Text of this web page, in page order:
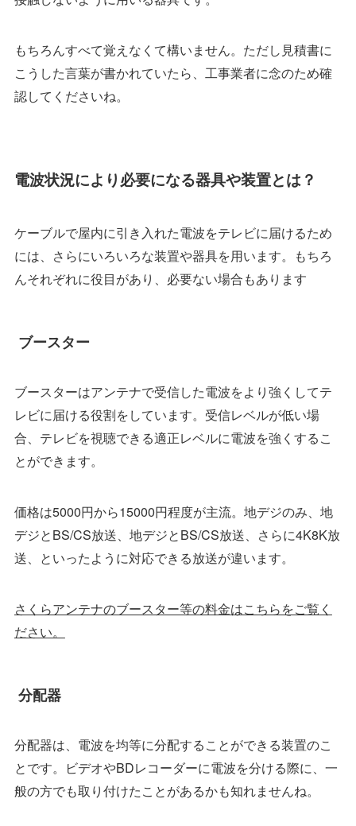
もちろんすべて覚えなくて構いません。ただし見積書に
こうした言葉が書かれていたら、工事業者に念のため確
認してくださいね。
電波状況により必要になる器具や装置とは？
ケーブルで屋内に引き入れた電波をテレビに届けるため
には、さらにいろいろな装置や器具を用います。もちろ
んそれぞれに役目があり、必要ない場合もあります
ブースター
ブースターはアンテナで受信した電波をより強くしてテ
レビに届ける役割をしています。受信レベルが低い場
合、テレビを視聴できる適正レベルに電波を強くするこ
とができます。
価格は5000円から15000円程度が主流。地デジのみ、地
デジとBS/CS放送、地デジとBS/CS放送、さらに4K8K放
送、といったように対応できる放送が違います。
さくらアンテナのブースター等の料金はこちらをご覧く
ださい。
分配器
分配器は、電波を均等に分配することができる装置のこ
とです。ビデオやBDレコーダーに電波を分ける際に、一
般の方でも取り付けたことがあるかも知れませんね。